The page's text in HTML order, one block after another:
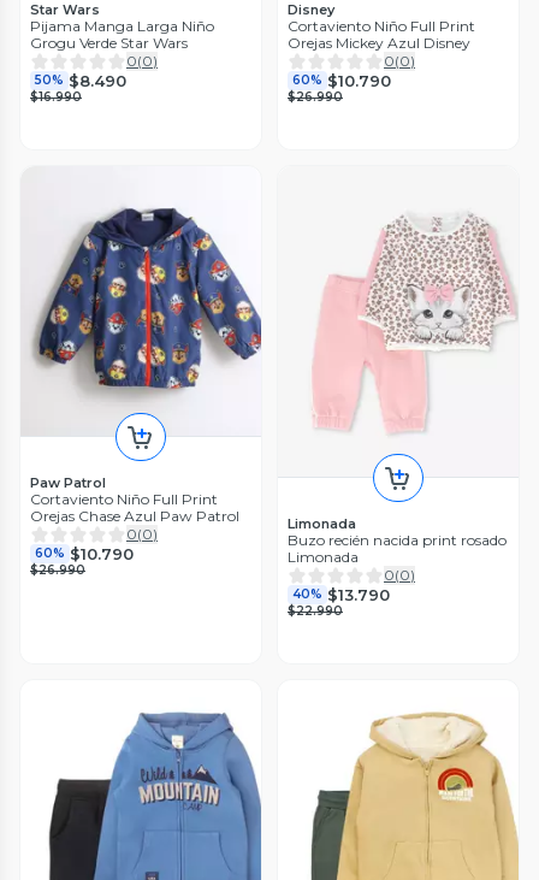
Star Wars
Pijama Manga Larga Niño
Grogu Verde Star Wars
0(0)
50% $8.490
$16.990
Disney
Cortaviento Niño Full Print
Orejas Mickey Azul Disney
0(0)
60% $10.790
$26.990
Paw Patrol
Cortaviento Niño Full Print
Orejas Chase Azul Paw Patrol
0(0)
60% $10.790
$26.990
Limonada
Buzo recién nacida print rosado
Limonada
0(0)
40% $13.790
$22.990